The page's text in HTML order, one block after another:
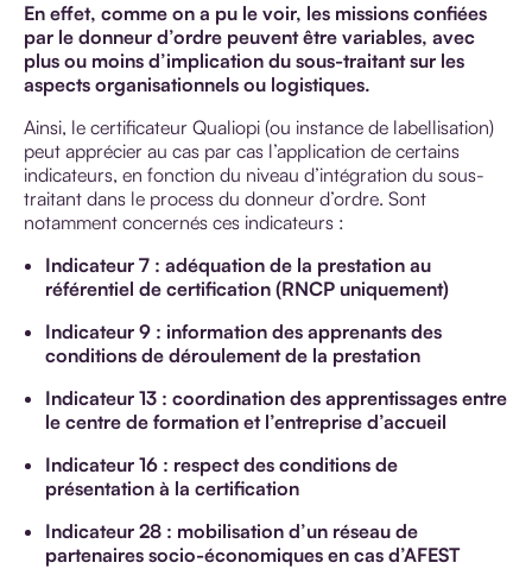
En effet, comme on a pu le voir, les missions confiées
par le donneur d’ordre peuvent être variables, avec
plus ou moins d’implication du sous-traitant sur les
aspects organisationnels ou logistiques.
Ainsi, le certificateur Qualiopi (ou instance de labellisation)
peut apprécier au cas par cas l’application de certains
indicateurs, en fonction du niveau d’intégration du sous-
traitant dans le process du donneur d’ordre. Sont
notamment concernés ces indicateurs :
Indicateur 7 : adéquation de la prestation au
référentiel de certification (RNCP uniquement)
Indicateur 9 : information des apprenants des
conditions de déroulement de la prestation
Indicateur 13 : coordination des apprentissages entre
le centre de formation et l’entreprise d’accueil
Indicateur 16 : respect des conditions de
présentation à la certification
Indicateur 28 : mobilisation d’un réseau de
partenaires socio-économiques en cas d’AFEST